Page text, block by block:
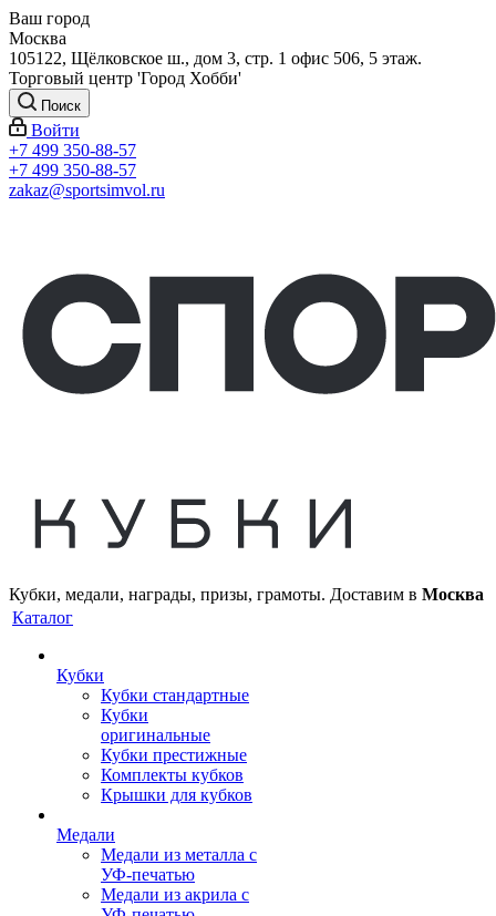
Ваш город
Москва
105122, Щёлковское ш., дом 3, стр. 1 офис 506, 5 этаж.
Торговый центр 'Город Хобби'
Поиск
Войти
+7 499 350-88-57
+7 499 350-88-57
zakaz@sportsimvol.ru
Кубки, медали, награды, призы, грамоты. Доставим в Москва
Каталог
Кубки
Кубки стандартные
Кубки
оригинальные
Кубки престижные
Комплекты кубков
Крышки для кубков
Медали
Медали из металла с
УФ-печатью
Медали из акрила с